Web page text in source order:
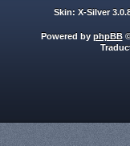
Skin: X-Silver
Powered by phpBB©